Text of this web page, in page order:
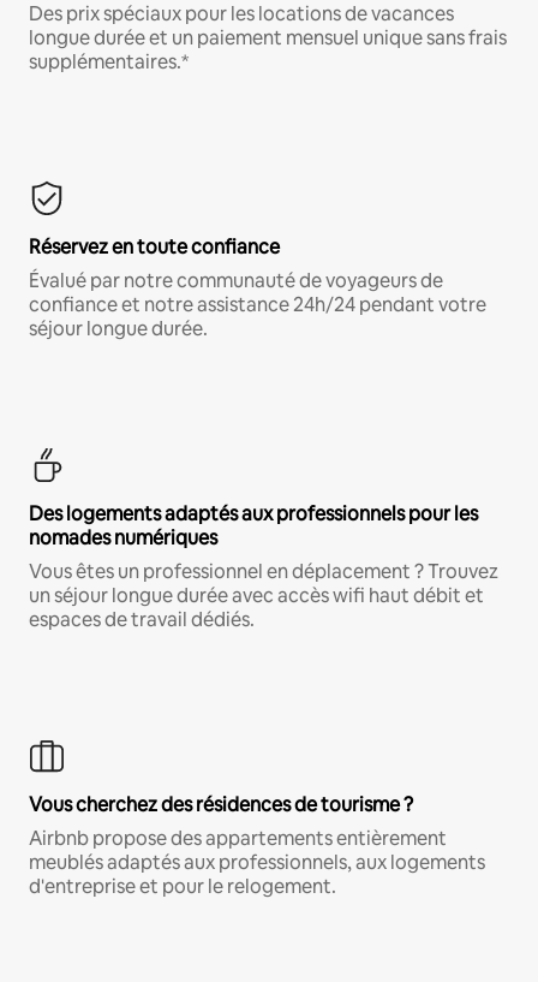
Des prix spéciaux pour les locations de vacances
longue durée et un paiement mensuel unique sans frais
supplémentaires.*
Réservez en toute confiance
Évalué par notre communauté de voyageurs de
confiance et notre assistance 24h/24 pendant votre
séjour longue durée.
Des logements adaptés aux professionnels pour les
nomades numériques
Vous êtes un professionnel en déplacement ? Trouvez
un séjour longue durée avec accès wifi haut débit et
espaces de travail dédiés.
Vous cherchez des résidences de tourisme ?
Airbnb propose des appartements entièrement
meublés adaptés aux professionnels, aux logements
d'entreprise et pour le relogement.